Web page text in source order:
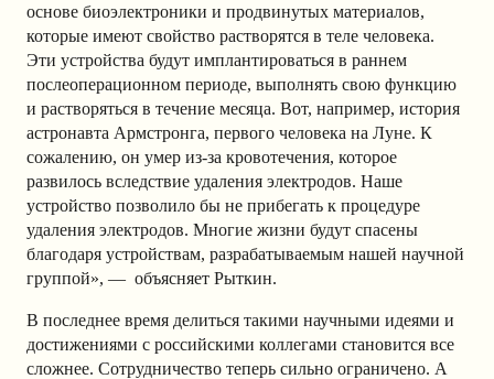
основе биоэлектроники и продвинутых материалов,
которые имеют свойство растворятся в теле человека.
Эти устройства будут имплантироваться в раннем
послеоперационном периоде, выполнять свою функцию
и растворяться в течение месяца. Вот, например, история
астронавта Армстронга, первого человека на Луне. К
сожалению, он умер из-за кровотечения, которое
развилось вследствие удаления электродов. Наше
устройство позволило бы не прибегать к процедуре
удаления электродов. Многие жизни будут спасены
благодаря устройствам, разрабатываемым нашей научной
группой», — объясняет Рыткин.
В последнее время делиться такими научными идеями и
достижениями с российскими коллегами становится все
сложнее. Сотрудничество теперь сильно ограничено. А